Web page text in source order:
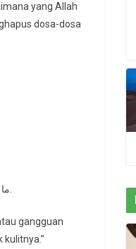
yang Allah
dosa-dosa
ما أصاب المسلم من هم ولا غم ولا نصب ولا وصب ولا حزن ولا أذى إلا كفر الله به من خطاياه حتى الشوكة يشاكها.
gangguan